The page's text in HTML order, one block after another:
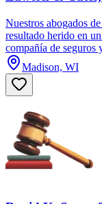
Nuestros abogados
resultado herido en
compañía de seguros
Madison, WI